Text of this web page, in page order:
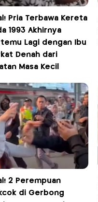
Pria Terbawa Kereta
1993 Akhirnya
Lagi dengan Ibu
Denah dari
Masa Kecil
2 Perempuan
di Gerbong